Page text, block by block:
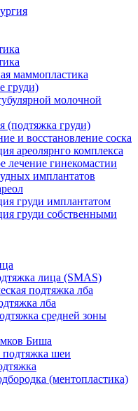
маммопластика
груди)
молочной
(подтяжка груди)
и восстановление соска
ареолярнго комплекса
лечение гинекомастии
имплантатов
груди имплантатом
груди собственными
лица (SMAS)
подтяжка лба
лба
средней зоны
Биша
шеи
(ментопластика)